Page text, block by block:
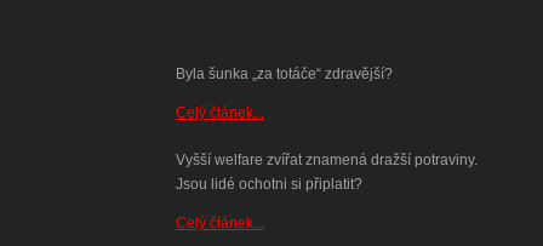
Byla šunka „za totáče“ zdravější?
Celý článek...
Vyšší welfare zvířat znamená dražší potraviny.
Jsou lidé ochotni si připlatit?
Celý článek...